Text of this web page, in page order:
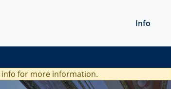
Info
info for more information.